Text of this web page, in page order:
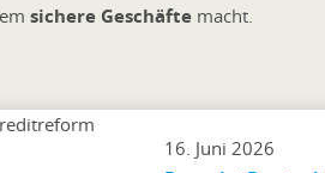
sichere Geschäfte macht.
16. Juni 2026